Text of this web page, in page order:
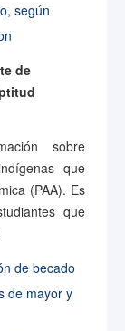
según
de
sobre
que
(PAA). Es
que
de becado
de mayor y